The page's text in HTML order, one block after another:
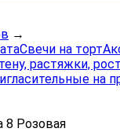
→
Свечи на торт
растяжки,
на
8 Розовая